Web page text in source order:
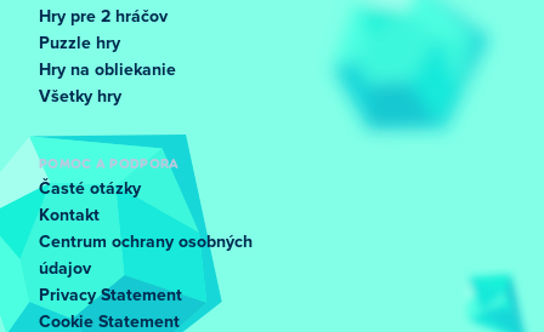
Hry pre 2 hráčov
Puzzle hry
Hry na obliekanie
Všetky hry
POMOC A PODPORA
Časté otázky
Kontakt
Centrum ochrany osobných
údajov
Privacy Statement
Cookie Statement